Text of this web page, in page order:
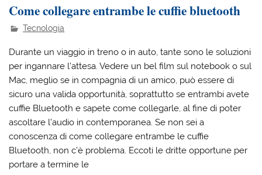
Come collegare entrambe le cuffie bluetooth
Tecnologia
Durante un viaggio in treno o in auto, tante sono le soluzioni
per ingannare l’attesa. Vedere un bel film sul notebook o sul
Mac, meglio se in compagnia di un amico, può essere di
sicuro una valida opportunità, soprattutto se entrambi avete
cuffie Bluetooth e sapete come collegarle, al fine di poter
ascoltare l’audio in contemporanea. Se non sei a
conoscenza di come collegare entrambe le cuffie
Bluetooth, non c’è problema. Eccoti le dritte opportune per
portare a termine le